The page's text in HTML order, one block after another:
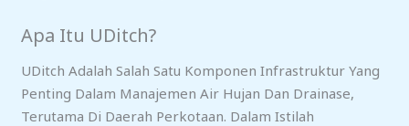
Apa Itu UDitch?
UDitch Adalah Salah Satu Komponen Infrastruktur Yang
Penting Dalam Manajemen Air Hujan Dan Drainase,
Terutama Di Daerah Perkotaan. Dalam Istilah